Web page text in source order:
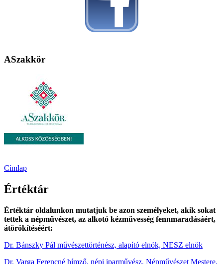
ASzakkör
Címlap
Értéktár
Értéktár oldalunkon mutatjuk be azon személyeket, akik sokat
tettek a népművészet, az alkotó kézművesség fennmaradásáért,
átörökítéséért:
Dr. Bánszky Pál művészettörténész, alapító elnök, NESZ elnök
Dr. Varga Ferencné hímző, népi iparművész, Népművészet Mestere,